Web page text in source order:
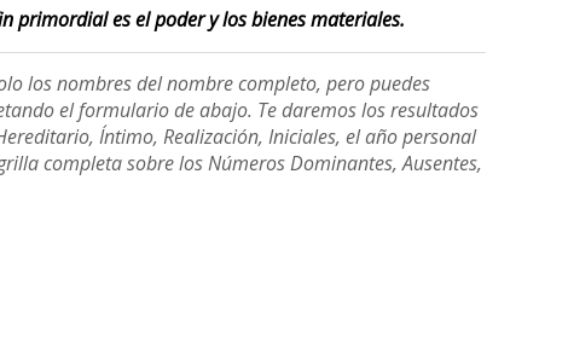
primordial es el poder y los bienes materiales.
los nombres del nombre completo, pero puedes
el formulario de abajo. Te daremos los resultados
Íntimo, Realización, Iniciales, el año personal
completa sobre los Números Dominantes, Ausentes,